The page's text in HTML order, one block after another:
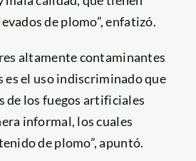
de plomo”, enfatizó.
altamente contaminantes
el uso indiscriminado que
de los fuegos artificiales
informal, los cuales
de plomo”, apuntó.